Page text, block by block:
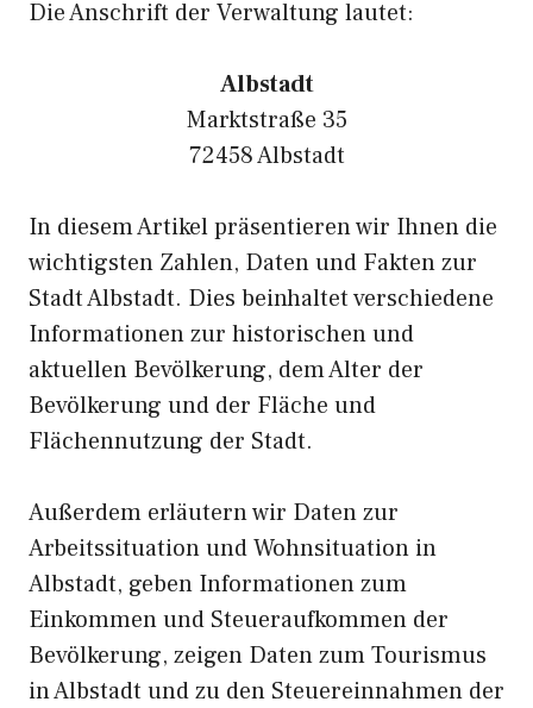
Die Anschrift der Verwaltung lautet:
Albstadt
Marktstraße 35
72458 Albstadt
In diesem Artikel präsentieren wir Ihnen die
wichtigsten Zahlen, Daten und Fakten zur
Stadt Albstadt. Dies beinhaltet verschiedene
Informationen zur historischen und
aktuellen Bevölkerung, dem Alter der
Bevölkerung und der Fläche und
Flächennutzung der Stadt.
Außerdem erläutern wir Daten zur
Arbeitssituation und Wohnsituation in
Albstadt, geben Informationen zum
Einkommen und Steueraufkommen der
Bevölkerung, zeigen Daten zum Tourismus
in Albstadt und zu den Steuereinnahmen der